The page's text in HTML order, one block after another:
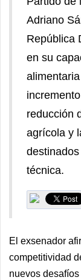
Adriano
República
en su
reducción
agrícola y
técnica.
El exsenador
competitividad
nuevos